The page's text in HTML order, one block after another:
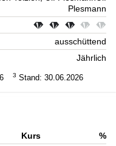
Plesmann
ausschüttend
Jährlich
3 Stand: 30.06.2026
Kurs
%